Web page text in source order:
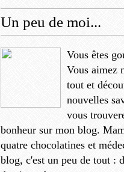
Un peu de moi...
Vous êtes
Vous aimez
tout et
nouvelles
vous
bonheur sur mon blog.
quatre chocolatines et
blog, c'est un peu de tout :